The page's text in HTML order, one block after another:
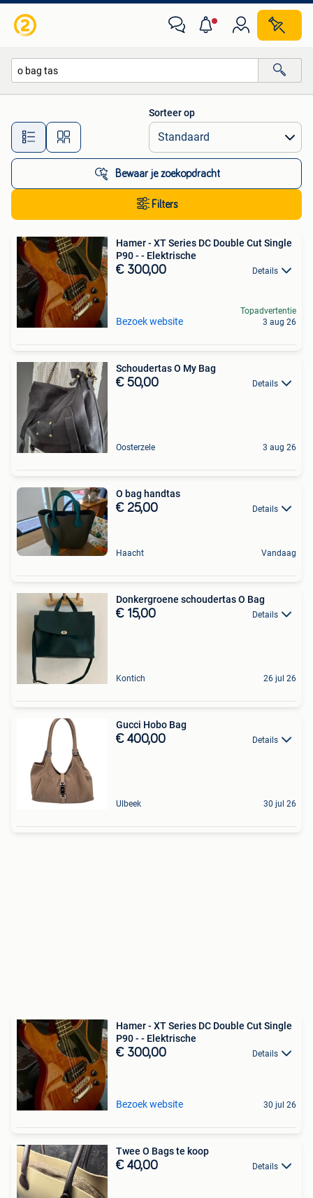
Alle afstanden…
Sorteer op
Bewaar je zoekopdracht
Filters
Hamer - XT Series DC Double Cut Single
P90 - - Elektrische
€ 300,00 Details
Bezoek website
Topadvertentie
3 aug 26
Schoudertas O My Bag
€ 50,00 Details
Oosterzele 3 aug 26
O bag handtas
€ 25,00 Details
Haacht Vandaag
Donkergroene schoudertas O Bag
€ 15,00 Details
Kontich 26 jul 26
Gucci Hobo Bag
€ 400,00 Details
Ulbeek 30 jul 26
Hamer - XT Series DC Double Cut Single
P90 - - Elektrische
€ 300,00 Details
Bezoek website 30 jul 26
Twee O Bags te koop
€ 40,00 Details